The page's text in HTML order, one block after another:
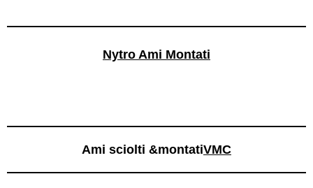
Nytro Ami Montati
Ami sciolti &montatiVMC